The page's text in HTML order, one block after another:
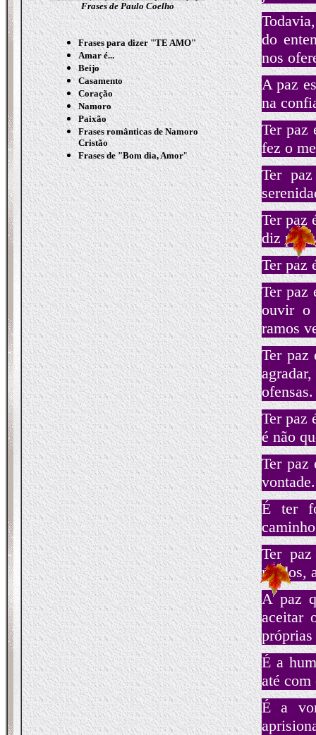
Frases de Paulo Coelho
Frases para dizer "TE AMO"
Amar é...
Beijo
Casamento
Coração
Namoro
Paixão
Frases românticas de Namoro
Cristão
Frases de "Bom dia, Amor"
do
nos
A paz
na
Ter paz
fez o
Ter
Ter paz
diz
Ter paz
Ter paz
ouvir o
ramos
Ter paz
ofensas.
Ter paz
é não
Ter paz
É ter
Ter
medos,
A paz
aceitar
É a
até com
É a